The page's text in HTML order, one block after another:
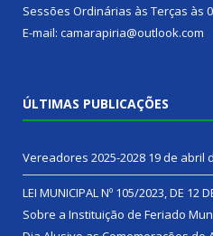
Sessões Ordinárias às Terças às
E-mail: camarapiria@outlook.com
ÚLTIMAS PUBLICAÇÕES
Vereadores 2025-2028 19 de abril
LEI MUNICIPAL Nº 105/2023, DE 12
Sobre a Instituição de Feriado